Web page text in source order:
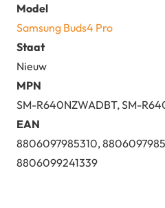
Model
Samsung Buds4 Pro
Staat
Nieuw
MPN
SM-R640NZWADBT, SM-
EAN
8806097985310,
8806099241339